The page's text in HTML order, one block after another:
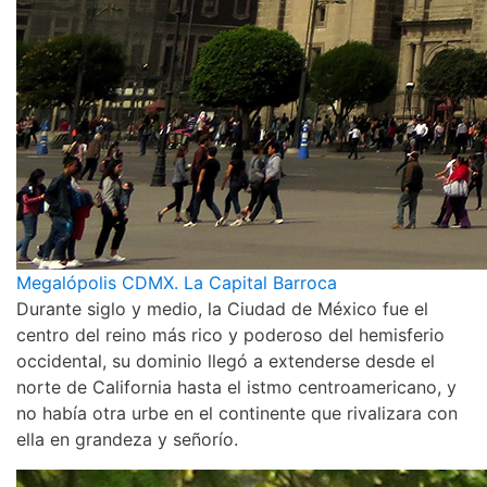
Megalópolis CDMX. La Capital Barroca
Durante siglo y medio, la Ciudad de México fue el
centro del reino más rico y poderoso del hemisferio
occidental, su dominio llegó a extenderse desde el
norte de California hasta el istmo centroamericano, y
no había otra urbe en el continente que rivalizara con
ella en grandeza y señorío.